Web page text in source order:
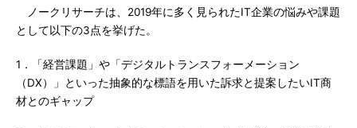
ノークリサーチは、2019年に多く見られたIT企業の悩みや課題
として以下の3点を挙げた。
1．「経営課題」や「デジタルトランスフォーメーション
（DX）」といった抽象的な標語を用いた訴求と提案したいIT商
材とのギャップ